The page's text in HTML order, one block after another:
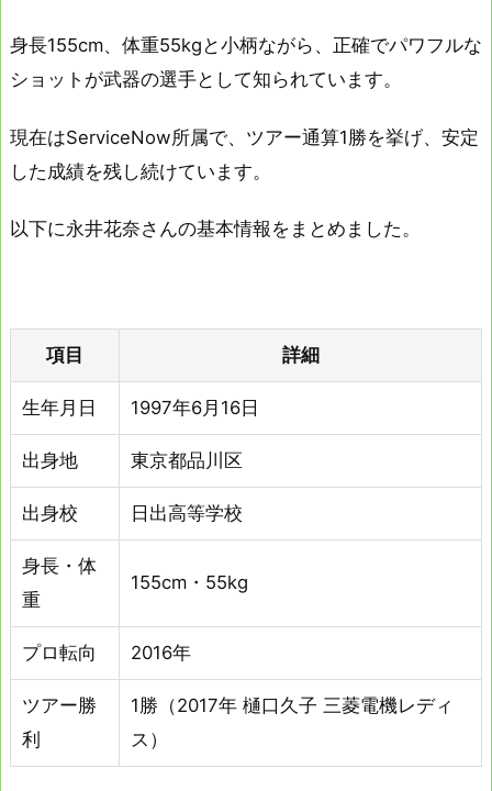
身長155cm、体重55kgと小柄ながら、正確でパワフルな
ショットが武器の選手として知られています。
現在はServiceNow所属で、ツアー通算1勝を挙げ、安定
した成績を残し続けています。
以下に永井花奈さんの基本情報をまとめました。
項目 詳細
生年月日 1997年6月16日
出身地 東京都品川区
出身校 日出高等学校
身長・体
重
155cm・55kg
プロ転向 2016年
ツアー勝
利
1勝（2017年 樋口久子 三菱電機レディ
ス）